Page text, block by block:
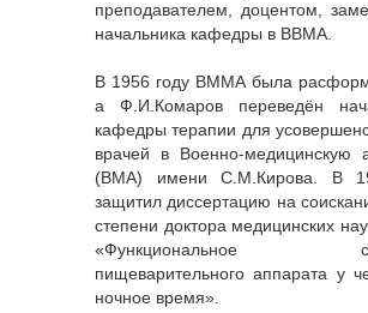
преподавателем, доцентом,
начальника кафедры в ВВМА.
В 1956 году ВММА была
а Ф.И.Комаров переведён
кафедры терапии для
врачей в Военно-медицинскую
(ВМА) имени С.М.Кирова. В
защитил диссертацию на
степени доктора медицинских
«Функциональное
пищеварительного аппарата у
ночное время».